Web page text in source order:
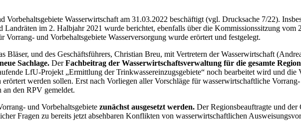
Vorbehaltsgebiete Wasserwirtschaft am 31.03.2022 beschäftigt (vgl. Drucksache 7/22).
Landräten im 2. Halbjahr 2021 wurde berichtet, ebenfalls über die Kommissionssitzung vom
und Vorbehaltsgebiete Wasserversorgung wurde erörtert und festgelegt.
Bläser, und des Geschäftsführers, Christian Breu, mit Vertretern der Wasserwirtschaft
neue Sachlage. DerFachbeitrag der Wasserwirtschaftsverwaltung für die gesamte
LfU-Projekt „Ermittlung der Trinkwassereinzugsgebiete“ noch bearbeitet wird und die
werden sollen. Erst nach Vorliegen aller Vorschläge für wasserwirtschaftliche
an den RPV gemeldet.
und Vorbehaltsgebiete zunächst ausgesetzt werden. Der Regionsbeauftragte und
Fragen zu bereits jetzt absehbaren Konflikten von wasserwirtschaftlichen